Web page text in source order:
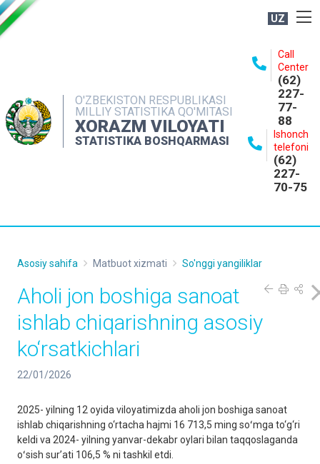
UZ
O'ZBEKISTON RESPUBLIKASI
MILLIY STATISTIKA QO'MITASI
XORAZM VILOYATI
STATISTIKA BOSHQARMASI
Call
Center
(62)
227-
77-
88
Ishonch
telefoni
(62)
227-
70-75
NASHRLAR
INTERAKTIV XIZMATLAR
MATBUOT XIZMATI
Asosiy sahifa Matbuot xizmati So'nggi yangiliklar
Aholi jon boshiga sanoat
ishlab chiqarishning asosiy
ko‘rsatkichlari
22/01/2026
2025- yilning 12 oyida viloyatimizda aholi jon boshiga sanoat
ishlab chiqarishning o‘rtacha hajmi 16 713,5 ming soʻmga to‘g‘ri
keldi va 2024- yilning yanvar-dekabr oylari bilan taqqoslaganda
oʻsish surʼati 106,5 % ni tashkil etdi.